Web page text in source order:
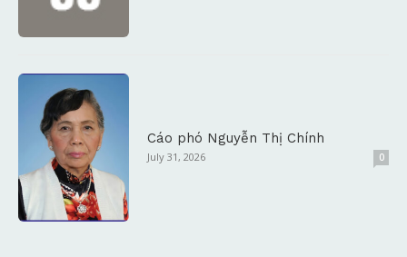
Cáo phó Nguyễn Thị Chính
July 31, 2026 0